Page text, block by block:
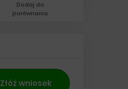
Dodaj do
porównania
Złóż wniosek